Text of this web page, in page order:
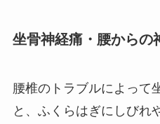
坐骨神経痛・腰からの
腰椎のトラブルによって
と、ふくらはぎにしびれ